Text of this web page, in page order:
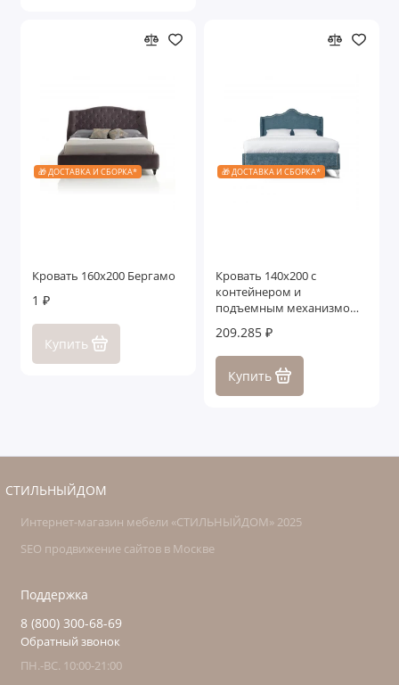
🎁 ДОСТАВКА И СБОРКА*
Кровать 160x200 Бергамо
1 ₽
Купить
🎁 ДОСТАВКА И СБОРКА*
Кровать 140x200 с
контейнером и
подъемным механизмом
209.285 ₽
Купить
СТИЛЬНЫЙДОМ
Интернет-магазин мебели «СТИЛЬНЫЙДОМ» 2025
SEO продвижение сайтов в Москве
Поддержка
8 (800) 300-68-69
Обратный звонок
ПН.-ВС. 10:00-21:00